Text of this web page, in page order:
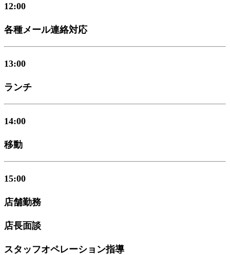
12:00
各種メール連絡対応
13:00
ランチ
14:00
移動
15:00
店舗勤務
店長面談
スタッフオペレーション指導